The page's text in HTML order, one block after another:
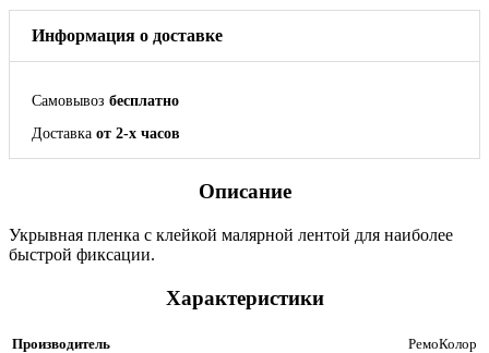
Информация о доставке
Самовывоз бесплатно
Доставка от 2-х часов
Описание
Укрывная пленка с клейкой малярной лентой для наиболее
быстрой фиксации.
Характеристики
Производитель РемоКолор